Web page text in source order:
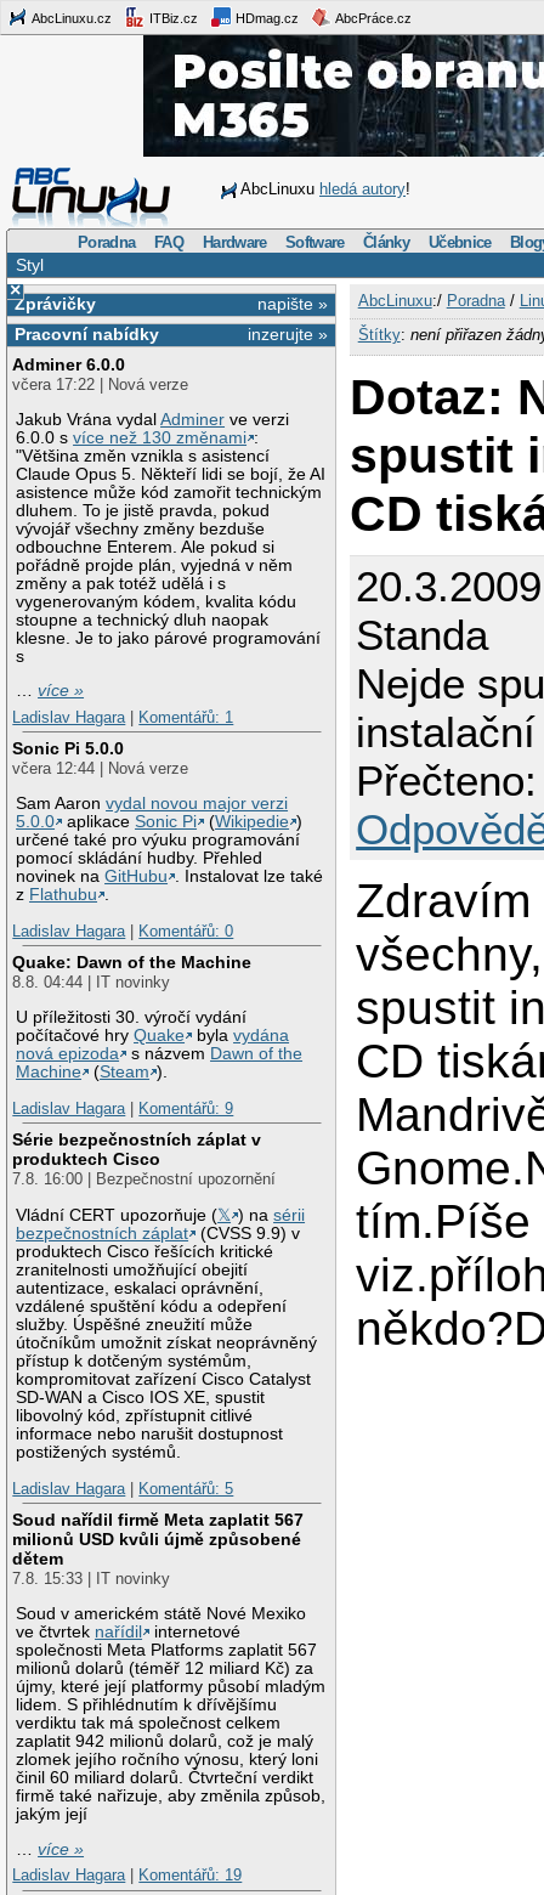
AbcLinuxu.cz ITBiz.cz HDmag.cz AbcPráce.cz
AbcLinuxu hledá autory!
Poradna FAQ Hardware Software Články Učebnice
Styl
×
napište »
Zprávičky
inzerujte »
Pracovní nabídky
Adminer 6.0.0
včera 17:22 | Nová verze
Jakub Vrána vydalAdminer ve verzi
6.0.0 svíce než 130 změnami :
"Většina změn vznikla s asistencí
Claude Opus 5. Někteří lidi se bojí, že AI
asistence může kód zamořit technickým
dluhem. To je jistě pravda, pokud
vývojář všechny změny bezduše
odbouchne Enterem. Ale pokud si
pořádně projde plán, vyjedná v něm
změny a pak totéž udělá i s
vygenerovaným kódem, kvalita kódu
stoupne a technický dluh naopak
klesne. Je to jako párové programování
s
…více »
Ladislav Hagara
Komentářů: 1
Sonic Pi 5.0.0
včera 12:44 | Nová verze
Sam Aaronvydal novou major verzi
5.0.0
aplikaceSonic Pi (Wikipedie )
určené také pro výuku programování
pomocí skládání hudby. Přehled
novinek naGitHubu . Instalovat lze také
z Flathubu .
Ladislav Hagara
Komentářů: 0
Quake: Dawn of the Machine
8.8. 04:44 | IT novinky
U příležitosti 30. výročí vydání
počítačové hryQuake bylavydána
nová epizoda
s názvem Dawn of the
Machine
(Steam ).
Ladislav Hagara
Komentářů: 9
Série bezpečnostních záplat v
produktech Cisco
7.8. 16:00 | Bezpečnostní upozornění
Vládní CERT upozorňuje (𝕏 ) nasérii
bezpečnostních záplat
(CVSS 9.9) v
produktech Cisco řešících kritické
zranitelnosti umožňující obejití
autentizace, eskalaci oprávnění,
vzdálené spuštění kódu a odepření
služby. Úspěšné zneužití může
útočníkům umožnit získat neoprávněný
přístup k dotčeným systémům,
kompromitovat zařízení Cisco Catalyst
SD-WAN a Cisco IOS XE, spustit
libovolný kód, zpřístupnit citlivé
informace nebo narušit dostupnost
postižených systémů.
Ladislav Hagara
Komentářů: 5
Soud nařídil firmě Meta zaplatit 567
milionů USD kvůli újmě způsobené
dětem
7.8. 15:33 | IT novinky
Soud v americkém státě Nové Mexiko
ve čtvrtek nařídil
internetové
společnosti Meta Platforms zaplatit 567
milionů dolarů (téměř 12 miliard Kč) za
újmy, které její platformy působí mladým
lidem. S přihlédnutím k dřívějšímu
verdiktu tak má společnost celkem
zaplatit 942 milionů dolarů, což je malý
zlomek jejího ročního výnosu, který loni
činil 60 miliard dolarů. Čtvrteční verdikt
firmě také nařizuje, aby změnila způsob,
jakým její
…více »
Ladislav Hagara| Komentářů: 19
AbcLinuxu:/ Poradna/
Štítky: není přiřazen
Dotaz:
spustit
CD
Standa
Nejde
Zdravím
spustit
CD
tím.Píše